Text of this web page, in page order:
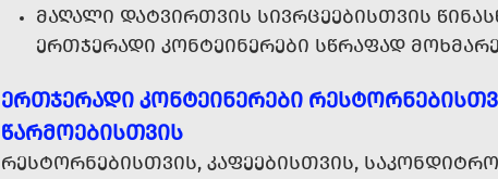
ᲛᲐᲦᲐᲚᲘ ᲓᲐᲢᲕᲘᲠᲗᲕᲘᲡ ᲡᲘᲕᲠᲪᲔᲔᲑᲘᲡᲗᲕᲘᲡ
ᲔᲠᲗᲯᲔᲠᲐᲓᲘ ᲙᲝᲜᲢᲔᲘᲜᲔᲠᲔᲑᲘ ᲡᲬᲠᲐᲤᲐᲓ
ᲔᲠᲗᲯᲔᲠᲐᲓᲘ ᲙᲝᲜᲢᲔᲘᲜᲔᲠᲔᲑᲘ
ᲬᲐᲠᲛᲝᲔᲑᲘᲡᲗᲕᲘᲡ
ᲠᲔᲡᲢᲝᲠᲜᲔᲑᲘᲡᲗᲕᲘᲡ, ᲙᲐᲤᲔᲔᲑᲘᲡᲗᲕᲘᲡ,